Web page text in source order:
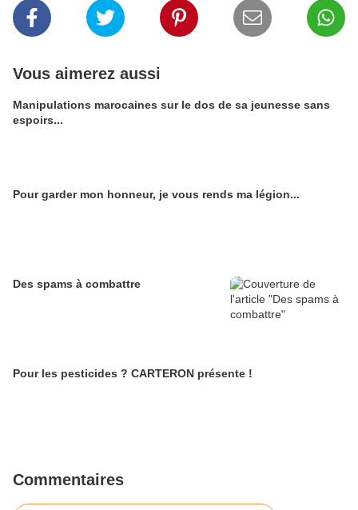
Vous aimerez aussi
Manipulations marocaines sur le dos de sa jeunesse sans
espoirs...
Pour garder mon honneur, je vous rends ma légion...
Des spams à combattre
Pour les pesticides ? CARTERON présente !
Commentaires